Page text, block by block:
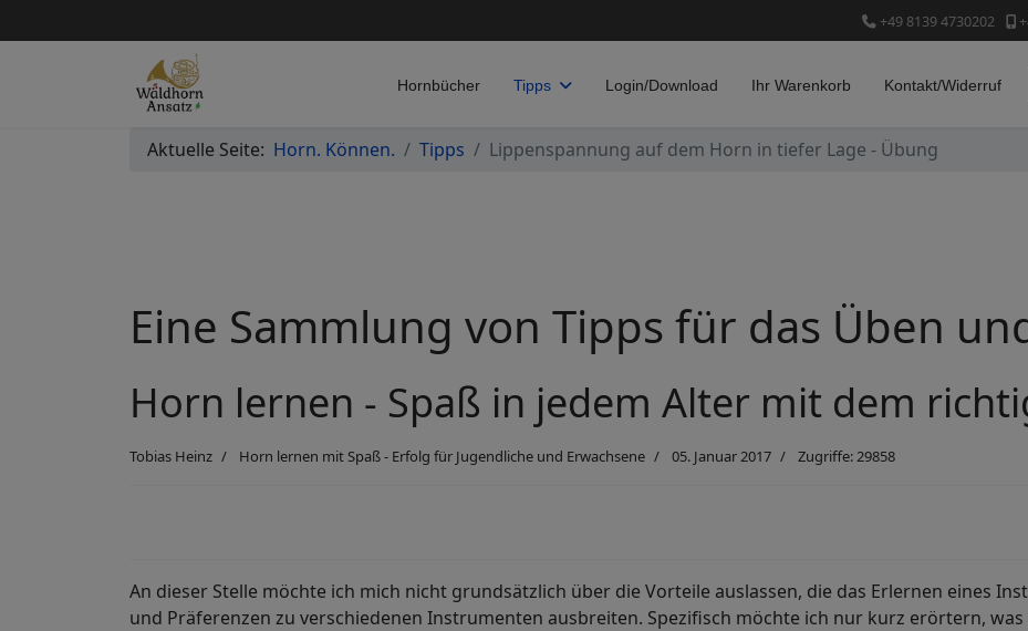
+49 8139 4730202
Hornbücher Tipps Login/Download Ihr Warenkorb Kontakt/Widerruf
Aktuelle Seite: Horn. Können. Tipps Lippenspannung auf dem Horn in tiefer Lage - Übung
Eine Sammlung von Tipps für das Üben
Horn lernen - Spaß in jedem Alter mit dem
Tobias Heinz Horn lernen mit Spaß - Erfolg für Jugendliche und Erwachsene 05. Januar 2017 Zugriffe: 29858
An dieser Stelle möchte ich mich nicht grundsätzlich über die Vorteile auslassen, die das Erlernen eines
und Präferenzen zu verschiedenen Instrumenten ausbreiten. Spezifisch möchte ich nur kurz erörtern,